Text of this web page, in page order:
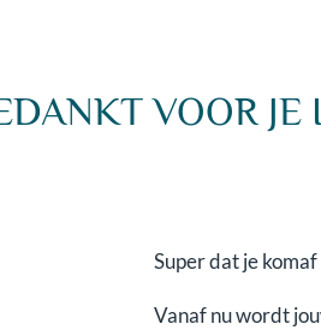
VOOR JE
Super dat je
Vanaf nu wordt